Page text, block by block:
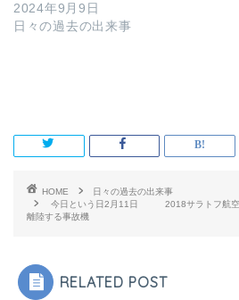
2024年9月9日
日々の過去の出来事
HOME
日々の過去の出来事
今日という日2月11日 2018サラトフ航空
離陸する事故機
RELATED POST